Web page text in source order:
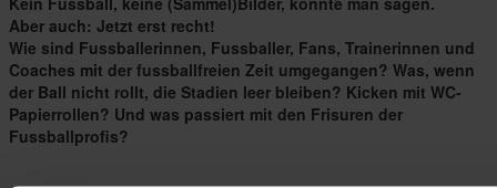
Aber auch: Jetzt erst recht!
Wie sind Fussballerinnen, Fussballer, Fans, Trainerinnen und
Coaches mit der fussballfreien Zeit umgegangen? Was, wenn
der Ball nicht rollt, die Stadien leer bleiben? Kicken mit WC-
Papierrollen? Und was passiert mit den Frisuren der
Fussballprofis?